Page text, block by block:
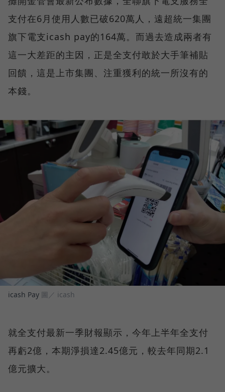
支付在6月使用人數已破620萬人，遠超統一集團
旗下電支icash pay的164萬。而過去造成兩者有
這一大差距的主因，正是全支付敢於大手筆補貼
回饋，這是上市集團、注重獲利的統一所沒有的
本錢。
icash Pay 圖／ icash
就全支付最新一季財報顯示，今年上半年全支付
再虧2億，本期淨損達2.45億元，較去年同期2.1
億元擴大。